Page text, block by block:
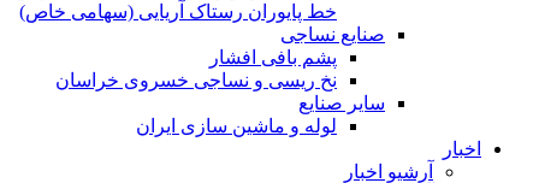
خط پایوران رستاک آریایی (سهامی خاص)
صنایع نساجی
پشم بافی افشار
نخ ریسی و نساجی خسروی خراسان
سایر صنایع
لوله و ماشین سازی ایران
اخبار
آرشیو اخبار